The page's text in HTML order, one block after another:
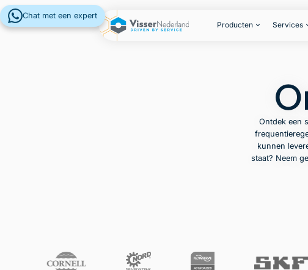
Producten Services
Ontdek een
kunnen
staat? Neem
Chat met een expert